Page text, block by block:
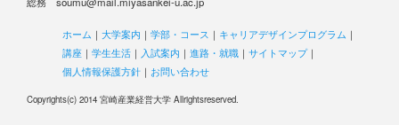
ホーム ｜ 大学案内 ｜ 学部・コース ｜ キャリアデザインプログラム ｜
講座 ｜ 学生生活 ｜ 入試案内 ｜ 進路・就職 ｜ サイトマップ｜
個人情報保護方針 ｜ お問い合わせ
Copyrights(c) 2014 宮崎産業経営大学 Allrightsreserved.